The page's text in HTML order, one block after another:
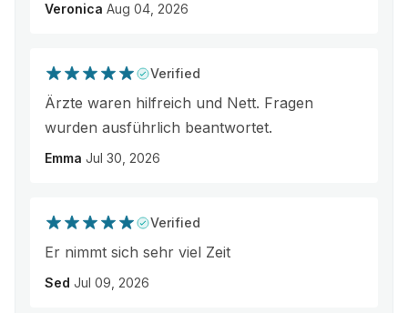
Veronica Aug 04, 2026
Verified
Ärzte waren hilfreich und Nett. Fragen
wurden ausführlich beantwortet.
Emma Jul 30, 2026
Verified
Er nimmt sich sehr viel Zeit
Sed Jul 09, 2026